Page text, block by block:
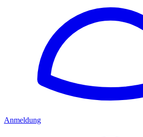
Anmeldung